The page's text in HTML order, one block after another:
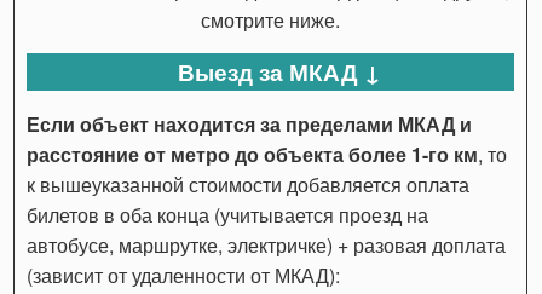
смотрите ниже.
Выезд за МКАД ↓
Если объект находится за пределами МКАД и
расстояние от метро до объекта более 1-го км, то
к вышеуказанной стоимости добавляется оплата
билетов в оба конца (учитывается проезд на
автобусе, маршрутке, электричке) + разовая доплата
(зависит от удаленности от МКАД):